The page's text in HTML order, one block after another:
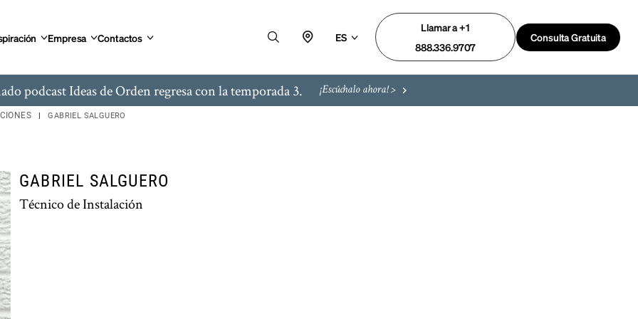
Empresa Contactos ES
Llamar a +1
888.336.9707
Consulta Gratuita
podcast Ideas de Orden regresa con la temporada 3. ¡Escúchalo ahora! >
GABRIEL SALGUERO
GABRIEL SALGUERO
Técnico de Instalación